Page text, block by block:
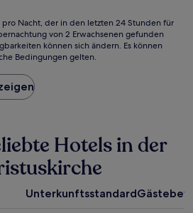
Nacht, der in den letzten 24 Stunden für
von 2 Erwachsenen gefunden
können sich ändern. Es können
Bedingungen gelten.
Hotels in der
Unterkunftsstandard